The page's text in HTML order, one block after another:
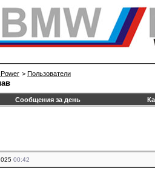
> Пользователи
Сообщения за день
00:42